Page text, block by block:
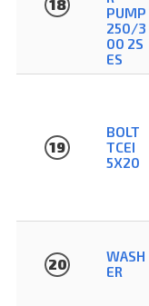
18
PUMP
250/3
00 2S
ES
19
BOLT
TCEI
5X20
20
WASH
ER